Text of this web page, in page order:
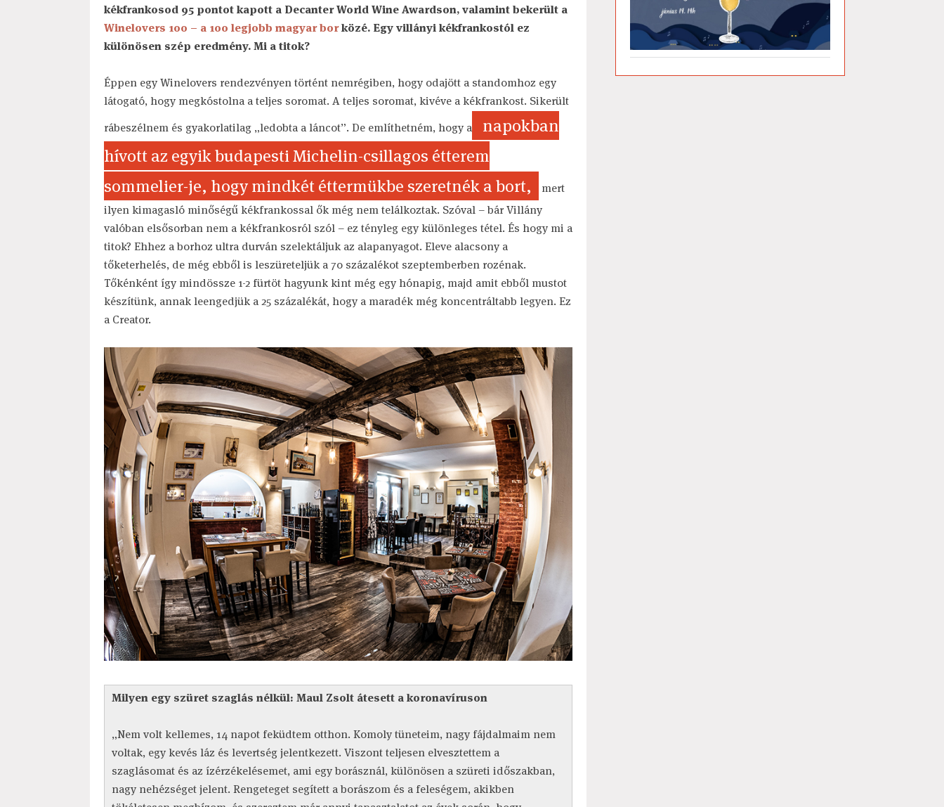
kékfrankosod 95 pontot kapott a Decanter World Wine Awardson, valamint bekerült a
Winelovers 100 – a 100 legjobb magyar borközé. Egy villányi kékfrankostól ez
különösen szép eredmény. Mi a titok?
Éppen egy Winelovers rendezvényen történt nemrégiben, hogy odajött a standomhoz egy
látogató, hogy megkóstolna a teljes soromat. A teljes soromat, kivéve a kékfrankost. Sikerült
rábeszélnem és gyakorlatilag „ledobta a láncot”. De említhetném, hogy a
napokban
hívott az egyik budapesti Michelin-csillagos étterem
sommelier-je, hogy mindkét éttermükbe szeretnék a bort,
mert
ilyen kimagasló minőségű kékfrankossal ők még nem telálkoztak. Szóval – bár Villány
valóban elsősorban nem a kékfrankosról szól – ez tényleg egy különleges tétel. És hogy mi a
titok? Ehhez a borhoz ultra durván szelektáljuk az alapanyagot. Eleve alacsony a
tőketerhelés, de még ebből is leszüreteljük a 70 százalékot szeptemberben rozénak.
Tőkénként így mindössze 1-2 fürtöt hagyunk kint még egy hónapig, majd amit ebből mustot
készítünk, annak leengedjük a 25 százalékát, hogy a maradék még koncentráltabb legyen. Ez
a Creator.
Milyen egy szüret szaglás nélkül: Maul Zsolt átesett a koronavíruson
„Nem volt kellemes, 14 napot feküdtem otthon. Komoly tüneteim, nagy fájdalmaim nem
voltak, egy kevés láz és levertség jelentkezett. Viszont teljesen elvesztettem a
szaglásomat és az ízérzékelésemet, ami egy borásznál, különösen a szüreti időszakban,
nagy nehézséget jelent. Rengeteget segített a borászom és a feleségem, akikben